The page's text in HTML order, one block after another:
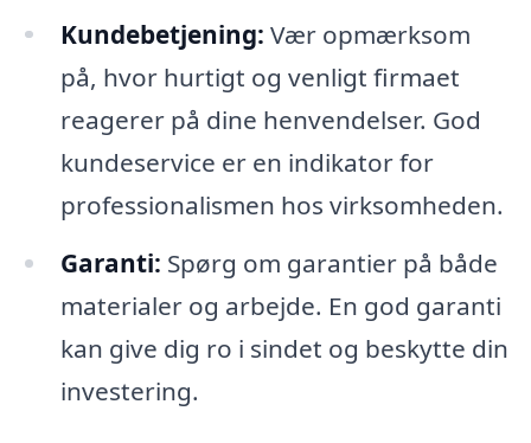
Kundebetjening: Vær opmærksom
på, hvor hurtigt og venligt firmaet
reagerer på dine henvendelser. God
kundeservice er en indikator for
professionalismen hos virksomheden.
Garanti: Spørg om garantier på både
materialer og arbejde. En god garanti
kan give dig ro i sindet og beskytte din
investering.